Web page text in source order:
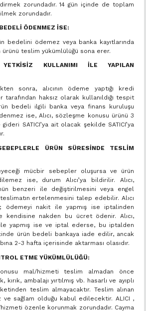
zorundadır. 14 gün içinde de toplam
zorundadır.
ÖDENMEZ İSE:
bedelini ödemez veya banka kayıtlarında
ürünü teslim yükümlülüğü sona erer.
KULLANIMI İLE YAPILAN
sonra, alıcının ödeme yaptığı kredi
tarafından haksız olarak kullanıldığı tespit
bedeli ilgili banka veya finans kuruluşu
ise, Alıcı, sözleşme konusu ürünü 3
SATICI’ya ait olacak şekilde SATICI’ya
ÜRÜN SÜRESİNDE TESLİM
mücbir sebepler oluşursa ve ürün
ise, durum Alıcı’ya bildirilir. Alıcı,
benzeri ile değiştirilmesini veya engel
ertelenmesini talep edebilir. Alıcı
ödemeyi nakit ile yapmış ise iptalinden
kendisine nakden bu ücret ödenir. Alıcı,
yapmış ise ve iptal ederse, bu iptalden
ürün bedeli bankaya iade edilir, ancak
2-3 hafta içerisinde aktarması olasıdır.
ETME YÜKÜMLÜLÜĞÜ:
mal/hizmeti teslim almadan önce
ambalajı yırtılmış vb. hasarlı ve ayıplı
teslim almayacaktır. Teslim alınan
ve sağlam olduğu kabul edilecektir. ALICI ,
özenle korunmak zorundadır. Cayma